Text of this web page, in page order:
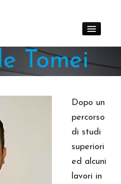
Tomei
Dopo un
percorso
di studi
superiori
ed alcuni
lavori in